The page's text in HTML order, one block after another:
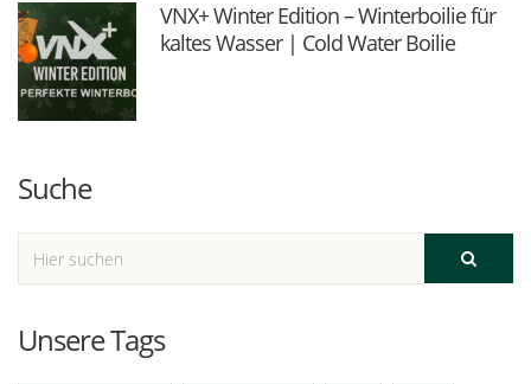
VNX+ Winter Edition – Winterboilie für
kaltes Wasser | Cold Water Boilie
Suche
Unsere Tags